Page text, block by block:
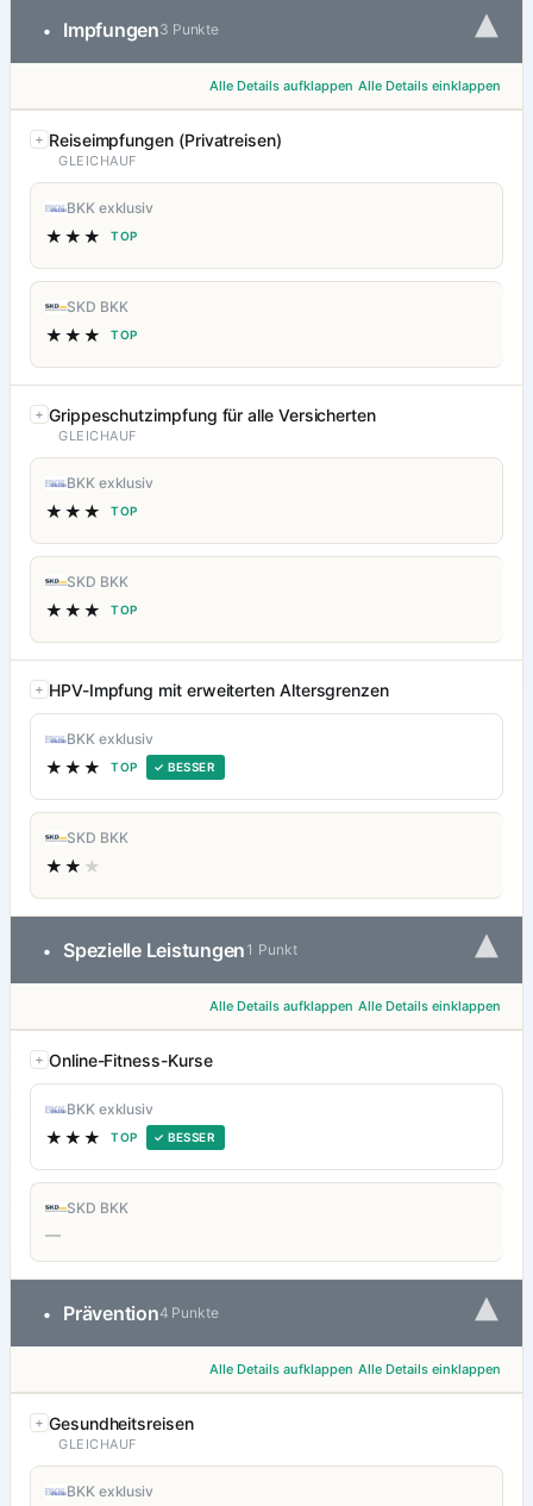
• Impfungen3 Punkte ▾
Alle Details aufklappen Alle Details einklappen
Reiseimpfungen (Privatreisen)
GLEICHAUF
BKK exklusiv
★★★ TOP
SKD BKK
★★★ TOP
Grippeschutzimpfung für alle Versicherten
GLEICHAUF
BKK exklusiv
★★★ TOP
SKD BKK
★★★ TOP
HPV-Impfung mit erweiterten Altersgrenzen
BKK exklusiv
★★★ TOP ✓ BESSER
SKD BKK
★★ ★
• Spezielle Leistungen 1 Punkt ▾
Alle Details aufklappen Alle Details einklappen
Online-Fitness-Kurse
BKK exklusiv
★★★ TOP ✓ BESSER
SKD BKK
—
• Prävention4 Punkte ▾
Alle Details aufklappen Alle Details einklappen
Gesundheitsreisen
GLEICHAUF
BKK exklusiv